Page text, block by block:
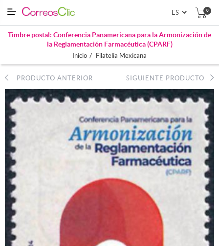
0
Timbre postal: Conferencia Panamericana para la Armonización de
la Reglamentación Farmacéutica (CPARF)
Inicio / Filatelia Mexicana
PRODUCTO ANTERIOR SIGUIENTE PRODUCTO